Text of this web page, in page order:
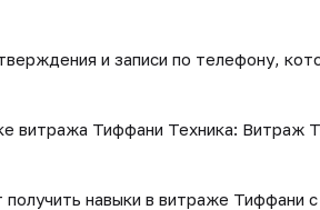
и записи по телефону,
витража Тиффани Техника: Витраж
навыки в витраже Тиффани